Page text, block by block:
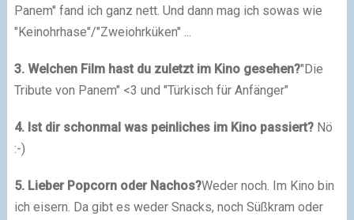
Panem" fand ich ganz nett. Und dann mag ich sowas wie
"Keinohrhase"/"Zweiohrküken" ...
3. Welchen Film hast du zuletzt im Kino gesehen?"Die
Tribute von Panem" <3 und "Türkisch für Anfänger"
4. Ist dir schonmal was peinliches im Kino passiert? Nö
:-)
5. Lieber Popcorn oder Nachos?Weder noch. Im Kino bin
ich eisern. Da gibt es weder Snacks, noch Süßkram oder